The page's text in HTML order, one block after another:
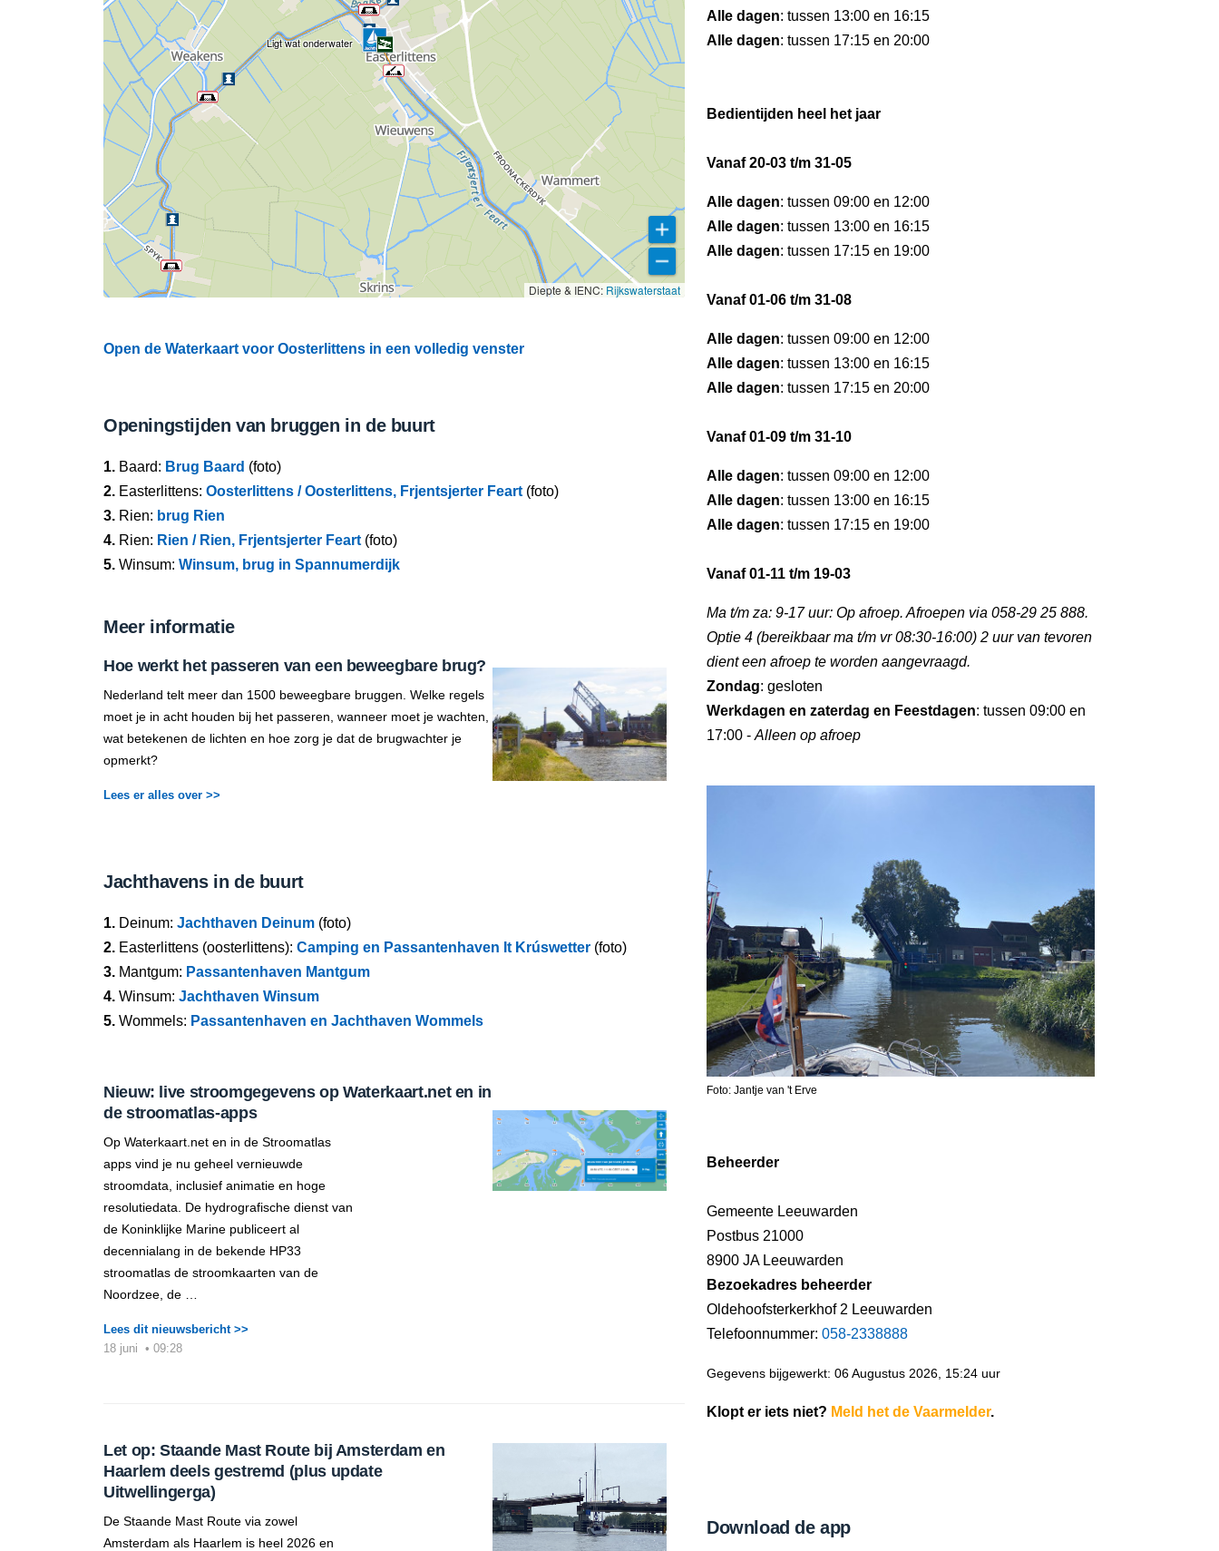
Ligt wat onderwater
Diepte & IENC: Rijkswaterstaat
Open de Waterkaart voor Oosterlittens in een volledig venster
Openingstijden van bruggen in de buurt
1. Baard: Brug Baard (foto)
2. Easterlittens: Oosterlittens / Oosterlittens, Frjentsjerter Feart (foto)
3. Rien: brug Rien
4. Rien: Rien / Rien, Frjentsjerter Feart (foto)
5. Winsum: Winsum, brug in Spannumerdijk
Meer informatie
Hoe werkt het passeren van een beweegbare brug?
Nederland telt meer dan 1500 beweegbare bruggen. Welke regels
moet je in acht houden bij het passeren, wanneer moet je wachten,
wat betekenen de lichten en hoe zorg je dat de brugwachter je
opmerkt?
Lees er alles over >>
Jachthavens in de buurt
1. Deinum: Jachthaven Deinum (foto)
2. Easterlittens (oosterlittens): Camping en Passantenhaven It Krúswetter (foto)
3. Mantgum: Passantenhaven Mantgum
4. Winsum: Jachthaven Winsum
5. Wommels: Passantenhaven en Jachthaven Wommels
Nieuw: live stroomgegevens op Waterkaart.net en in
de stroomatlas-apps
Op Waterkaart.net en in de Stroomatlas
apps vind je nu geheel vernieuwde
stroomdata, inclusief animatie en hoge
resolutiedata. De hydrografische dienst van
de Koninklijke Marine publiceert al
decennialang in de bekende HP33
stroomatlas de stroomkaarten van de
Noordzee, de …
Lees dit nieuwsbericht >>
18 juni • 09:28
Let op: Staande Mast Route bij Amsterdam en
Haarlem deels gestremd (plus update
Uitwellingerga)
De Staande Mast Route via zowel
Amsterdam als Haarlem is heel 2026 en
Alle dagen: tussen 13:00 en 16:15
Alle dagen: tussen 17:15 en 20:00
Bedientijden heel het jaar
Vanaf 20-03 t/m 31-05
Alle dagen: tussen 09:00 en 12:00
Alle dagen: tussen 13:00 en 16:15
Alle dagen: tussen 17:15 en 19:00
Vanaf 01-06 t/m 31-08
Alle dagen: tussen 09:00 en 12:00
Alle dagen: tussen 13:00 en 16:15
Alle dagen: tussen 17:15 en 20:00
Vanaf 01-09 t/m 31-10
Alle dagen: tussen 09:00 en 12:00
Alle dagen: tussen 13:00 en 16:15
Alle dagen: tussen 17:15 en 19:00
Vanaf 01-11 t/m 19-03
Ma t/m za: 9-17 uur: Op afroep. Afroepen via 058-29 25 888.
Optie 4 (bereikbaar ma t/m vr 08:30-16:00) 2 uur van tevoren
dient een afroep te worden aangevraagd.
Zondag: gesloten
Werkdagen en zaterdag en Feestdagen: tussen 09:00 en
17:00 - Alleen op afroep
Foto: Jantje van 't Erve
Beheerder
Gemeente Leeuwarden
Postbus 21000
8900 JA Leeuwarden
Bezoekadres beheerder
Oldehoofsterkerkhof 2 Leeuwarden
Telefoonnummer: 058-2338888
Gegevens bijgewerkt: 06 Augustus 2026, 15:24 uur
Klopt er iets niet? Meld het de Vaarmelder.
Download de app